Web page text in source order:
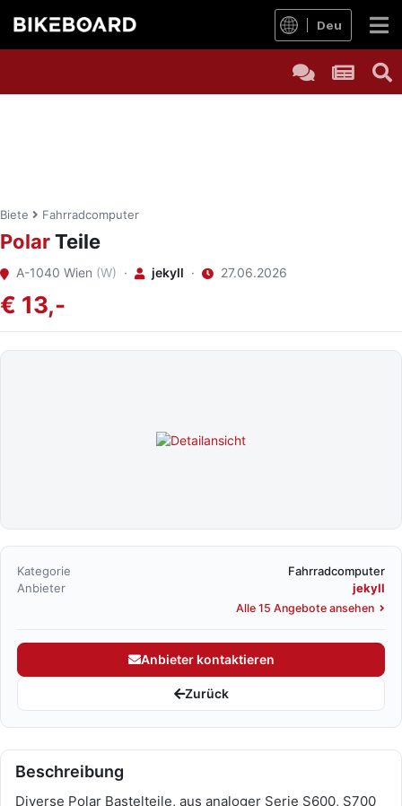
Deu
Biete Fahrradcomputer
PolarTeile
A-1040 Wien (W) · jekyll · 27.06.2026
€ 13,-
Kategorie
Fahrradcomputer
Anbieter
jekyll
Alle 15 Angebote ansehen
Anbieter kontaktieren
Zurück
Beschreibung
Diverse Polar Bastelteile, aus analoger Serie S600, S700